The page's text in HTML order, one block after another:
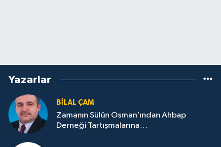
Yazarlar
BILAL ÇAM
Zamanın Sülün Osman’ından Ahbap
Derneği Tartışmalarına…